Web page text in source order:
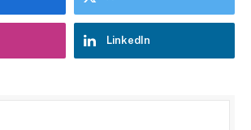
LinkedIn